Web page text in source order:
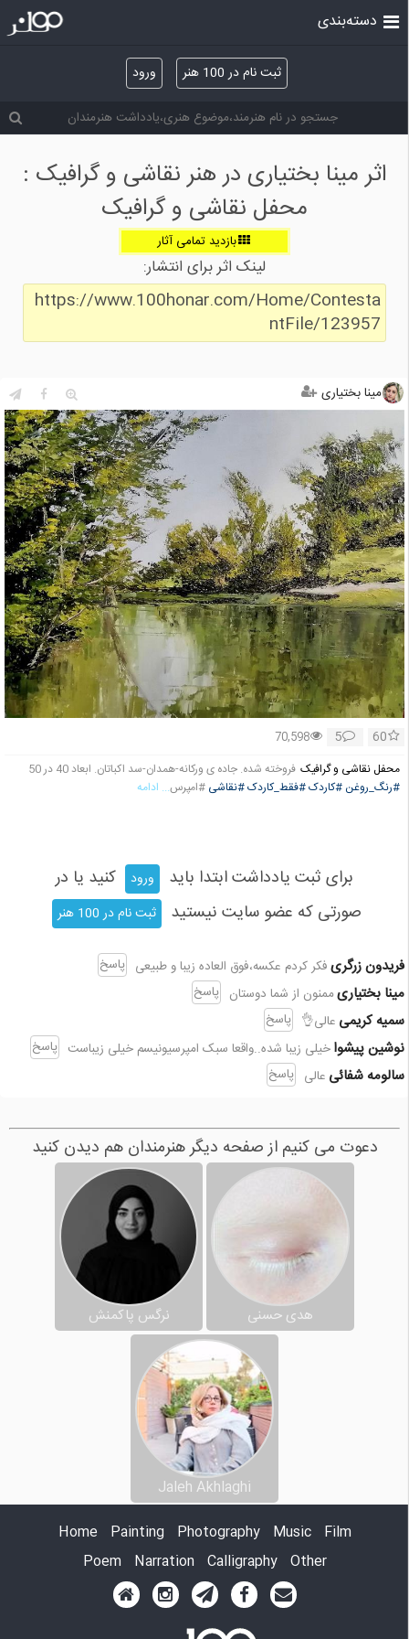
ثبت نام در 100 هنر ورود
دسته‌بندی
اثر مینا بختیاری در هنر نقاشی و گرافیک :
محفل نقاشی و گرافیک
بازدید تمامی آثار
لینک اثر برای انتشار:
https://www.100honar.com/Home/Contesta
ntFile/123957
مینا بختیاری
60
5
70,598
محفل نقاشی و گرافیک فروخته شده. جاده ی ورکانه-همدان-سد اکباتان. ابعاد 40 در 50
#رنگ_روغن #کاردک#فقط_کاردک#نقاشی #امپرس... ادامه
برای ثبت یادداشت ابتدا باید ورود
کنید یا در
صورتی که عضو سایت نیستید
ثبت نام در 100 هنر
فریدون زرگریفکر کردم عکسه،فوق العاده زیبا و طبیعی پاسخ
مینا بختیاریممنون از شما دوستان پاسخ
سمیه کریمی عالی👌 پاسخ
نوشین پیشواخیلی زیبا شده..واقعا سبک امپرسیونیسم خیلی زیباست پاسخ
سالومه شفائی عالی پاسخ
دعوت می کنیم از صفحه دیگر هنرمندان هم دیدن کنید
هدی حسنی نرگس پاکمنش
Jaleh Akhlaghi
Home
Painting Photography Music
Film
Poem
Narration Calligraphy Other